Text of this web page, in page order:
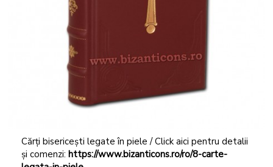
Cărți bisericești legate în piele / Click aici pentru detalii
și comenzi: https://www.bizanticons.ro/ro/8-carte-